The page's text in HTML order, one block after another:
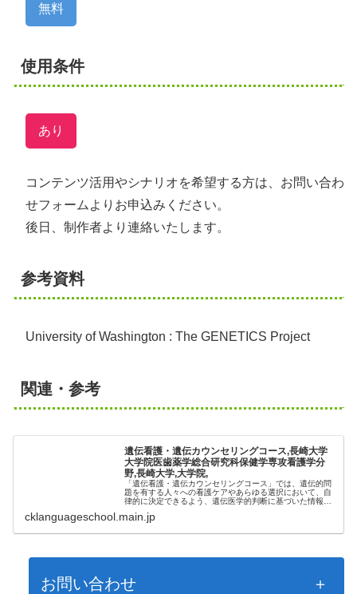
無料
使用条件
あり
コンテンツ活用やシナリオを希望する方は、お問い合わ
せフォームよりお申込みください。
後日、制作者より連絡いたします。
参考資料
University of Washington : The GENETICS Project
関連・参考
遺伝看護・遺伝カウンセリングコース,長崎大学
大学院医歯薬学総合研究科保健学専攻看護学分
野,長崎大学,大学院,
「遺伝看護・遺伝カウンセリングコース」では、遺伝的問
題を有する人々への看護ケアやあらゆる選択において、自
律的に決定できるよう、遺伝医学的判断に基づいた情報提
定遺伝カウンセラー○R受験資格と...
cklanguageschool.main.jp
お問い合わせ